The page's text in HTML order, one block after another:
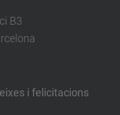
B3
i felicitacions